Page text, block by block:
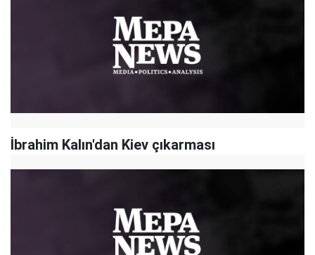
İbrahim Kalın'dan Kiev çıkarması